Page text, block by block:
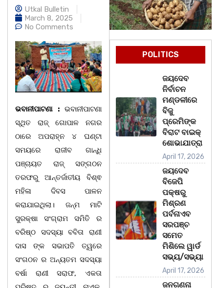
Utkal Bulletin
March 8, 2025
No Comments
ଭବାନୀପାଟଣା : ଭବାନୀପାଟଣା
ସ୍ଥିତ ରାଜ୍ ଗୋପାଳ ନଗର
ଠାରେ ଅପରାହ୍ନ ୪ ଘଣ୍ଟା
ସମୟରେ ରାଜୀବ ଗାନ୍ଧି
ପଞ୍ଚାୟତ ରାଜ୍ ସଙ୍ଗଠନ
ତରଫରୁ ଆନ୍ତର୍ଜାତୀୟ ବିଶ୍ଵ
ମହିଳା ଦିବସ ପାଳନ
କରାଯାଇଥିଲା। ଜନ୍ମ ମାଟି
ସୁରକ୍ଷା ସଂଗ୍ରାମ ସମିତି ର
ବରିଷ୍ଠ ସଦସ୍ୟା ବବିତା ରାଣୀ
ଦାସ ଙ୍କ ସଭାପତି ତ୍ୱରେ
ସଂଗଠନ ର ଅନ୍ୟତମ ସଦସ୍ୟା
ବର୍ଷା ରାଣୀ ସରାଫ, ଏକତା
POLITICS
ଜୟଦେବ
ନିର୍ବାଚନ
ମଣ୍ଡଳୀରେ
ବିଜୁ
ପ୍ରେମିଙ୍କ
ବିରାଟ ବାଇକ୍
ଶୋଭାଯାତ୍ରା
April 17, 2026
ଜୟଦେବ
ବିଜେପି
ପକ୍ଷରୁ
ମିଶ୍ରଣ
ପର୍ବନାଏବ
ସରପଞ୍ଚ
ସମେତ
ମିଶିଲେ ୱାର୍ଡ
ସଭ୍ୟ/ସଭ୍ୟା
April 17, 2026
ଜନଗଣନା